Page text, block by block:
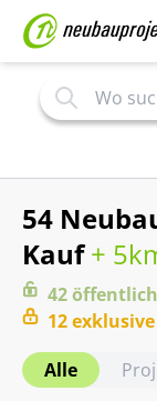
54
Kauf+
42
12exklusive
Alle